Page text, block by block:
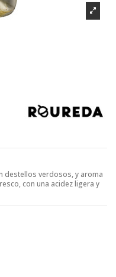
destellos verdosos, y aroma
con una acidez ligera y